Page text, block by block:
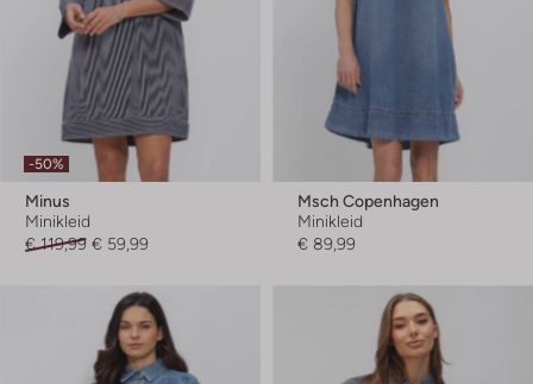
-50%
Minus
Minikleid
€ 119,99 € 59,99
Msch Copenhagen
Minikleid
€ 89,99